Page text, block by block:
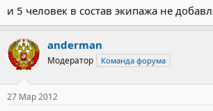
и 5 человек в состав экипажа не
anderman
Модератор Команда форума
27 Мар 2012